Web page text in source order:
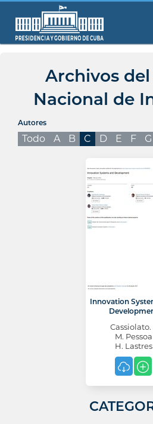
Archivos del
Nacional de
Autores
Todo A B C D E F G
Innovation
Cassiolato.
M. Pessoa
H. Lastres